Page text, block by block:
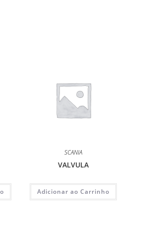
SCANIA
VALVULA
Adicionar ao Carrinho